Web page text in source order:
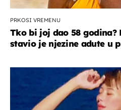
PRKOSI VREMENU
Tko bi joj dao 58 godina?
stavio je njezine adute u